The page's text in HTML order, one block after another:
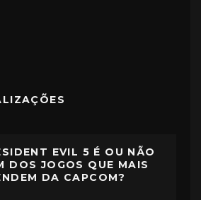
EVIL 5 É OU NÃO
DOS JOGOS QUE MAIS
DA CAPCOM?